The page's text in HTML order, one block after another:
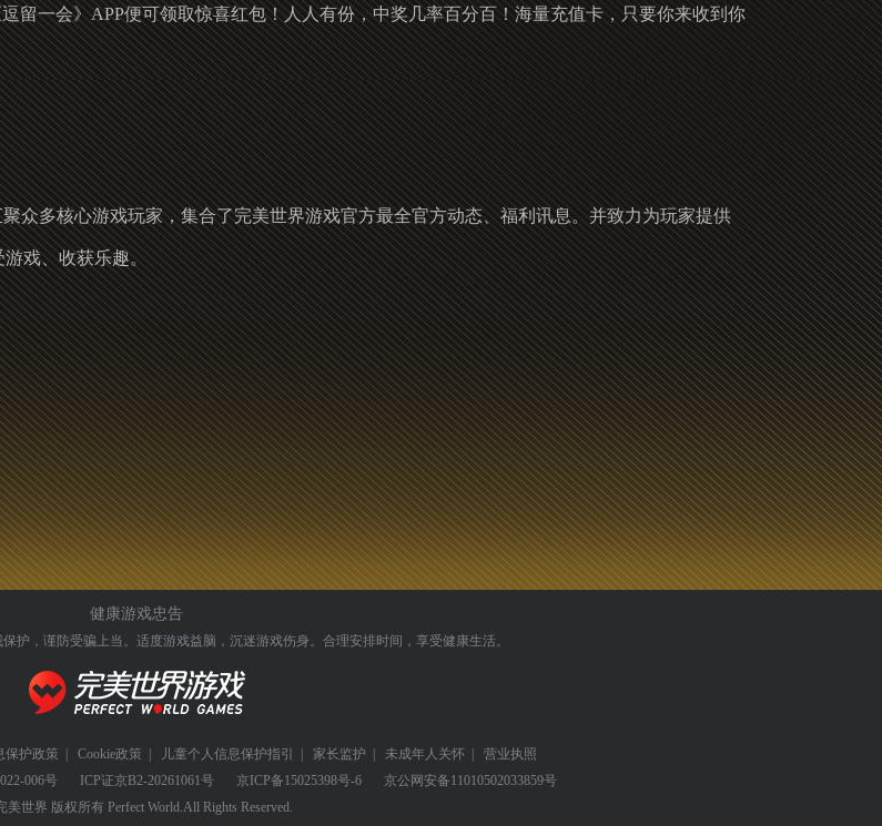
留一会》APP便可领取惊喜红包！人人有份，中奖几率百分百！海量充值卡，只要你来收到你
众多核心游戏玩家，集合了完美世界游戏官方最全官方动态、福利讯息。并致力为玩家提供
戏、收获乐趣。
健康游戏忠告
护，谨防受骗上当。 适度游戏益脑，沉迷游戏伤身。合理安排时间，享受健康生活。
保护政策 Cookie政策 儿童个人信息保护指引 家长监护 未成年人关怀
营业执照
006号 ICP证京B2-20261061号 京ICP备15025398号-6 京公网安备11010502033859号
美世界 版权所有 Perfect World.All Rights Reserved.